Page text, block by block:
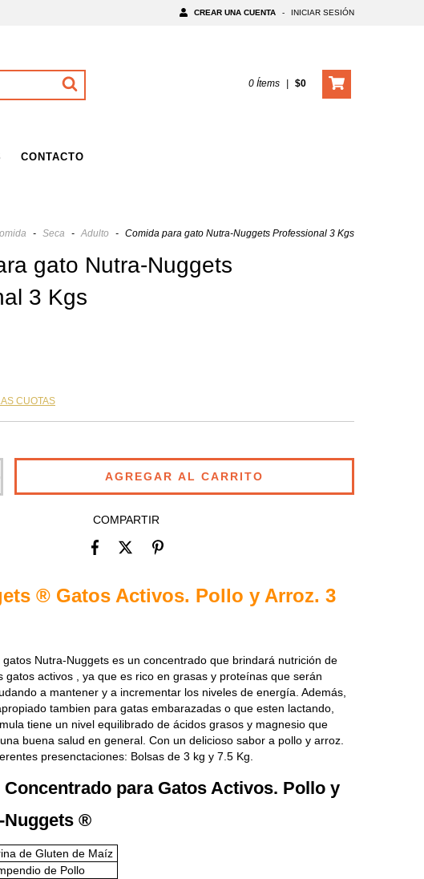
CREAR UNA CUENTA - INICIAR SESIÓN
0Ítems | $0
CONTACTO
- Seca - Adulto - Comida para gato Nutra-Nuggets Professional 3 Kgs
gato Nutra-Nuggets
3 Kgs
CUOTAS
COMPARTIR
® Gatos Activos. Pollo y Arroz. 3
Nutra-Nuggets es un concentrado que brindará nutrición de
gatos activos , ya que es rico en grasas y proteínas que serán
a mantener y a incrementar los niveles de energía. Además,
tambien para gatas embarazadas o que esten lactando,
tiene un nivel equilibrado de ácidos grasos y magnesio que
buena salud en general. Con un delicioso sabor a pollo y arroz.
presenctaciones: Bolsas de 3 kg y 7.5 Kg.
para Gatos Activos. Pollo y
Nuggets ®
de Gluten de Maíz
de Pollo